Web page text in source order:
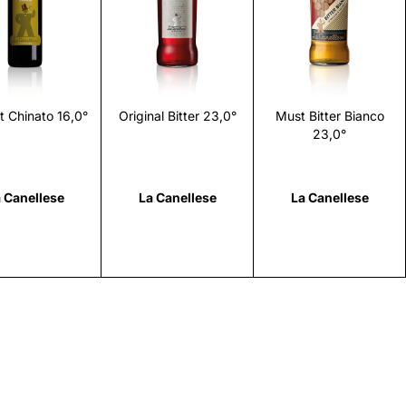
Chinato 16,0°
Canellese
Original Bitter 23,0°
La Canellese
Scopri
Must Bitter Bianco
23,0°
La Canellese
Scopri